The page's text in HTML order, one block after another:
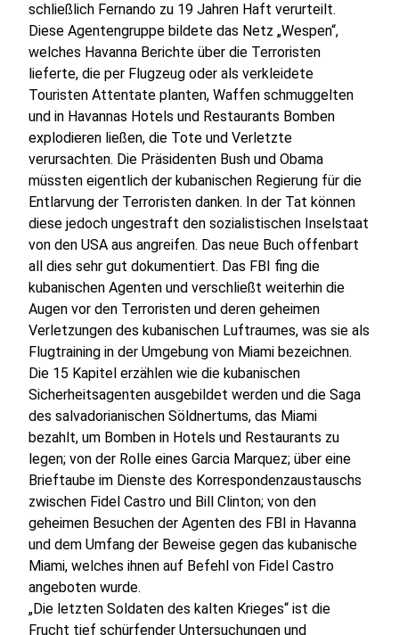
schließlich Fernando zu 19 Jahren Haft verurteilt.
Diese Agentengruppe bildete das Netz „Wespen“,
welches Havanna Berichte über die Terroristen
lieferte, die per Flugzeug oder als verkleidete
Touristen Attentate planten, Waffen schmuggelten
und in Havannas Hotels und Restaurants Bomben
explodieren ließen, die Tote und Verletzte
verursachten. Die Präsidenten Bush und Obama
müssten eigentlich der kubanischen Regierung für die
Entlarvung der Terroristen danken. In der Tat können
diese jedoch ungestraft den sozialistischen Inselstaat
von den USA aus angreifen. Das neue Buch offenbart
all dies sehr gut dokumentiert. Das FBI fing die
kubanischen Agenten und verschließt weiterhin die
Augen vor den Terroristen und deren geheimen
Verletzungen des kubanischen Luftraumes, was sie als
Flugtraining in der Umgebung von Miami bezeichnen.
Die 15 Kapitel erzählen wie die kubanischen
Sicherheitsagenten ausgebildet werden und die Saga
des salvadorianischen Söldnertums, das Miami
bezahlt, um Bomben in Hotels und Restaurants zu
legen; von der Rolle eines Garcia Marquez; über eine
Brieftaube im Dienste des Korrespondenzaustauschs
zwischen Fidel Castro und Bill Clinton; von den
geheimen Besuchen der Agenten des FBI in Havanna
und dem Umfang der Beweise gegen das kubanische
Miami, welches ihnen auf Befehl von Fidel Castro
angeboten wurde.
„Die letzten Soldaten des kalten Krieges“ ist die
Frucht tief schürfender Untersuchungen und